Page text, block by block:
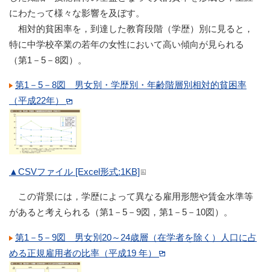
にわたって様々な影響を及ぼす。
相対的貧困率を，到達した教育段階（学歴）別に見ると，
特に中学校卒業の若年の女性において高い傾向が見られる
（第1－5－8図）。
第1－5－8図 男女別・学歴別・年齢階層別相対的貧困率
（平成22年）
▲CSVファイル [Excel形式:1KB]
この背景には，学歴によって異なる雇用形態や賃金水準等
があると考えられる（第1－5－9図，第1－5－10図）。
第1－5－9図 男女別20～24歳層（在学者を除く）人口に占
める正規雇用者の比率（平成19 年）